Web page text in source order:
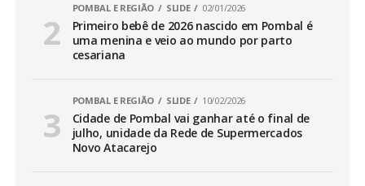
POMBAL E REGIÃO SLIDE 02/01/2026
Primeiro bebê de 2026 nascido em Pombal é
uma menina e veio ao mundo por parto
cesariana
POMBAL E REGIÃO SLIDE 10/02/2026
Cidade de Pombal vai ganhar até o final de
julho, unidade da Rede de Supermercados
Novo Atacarejo